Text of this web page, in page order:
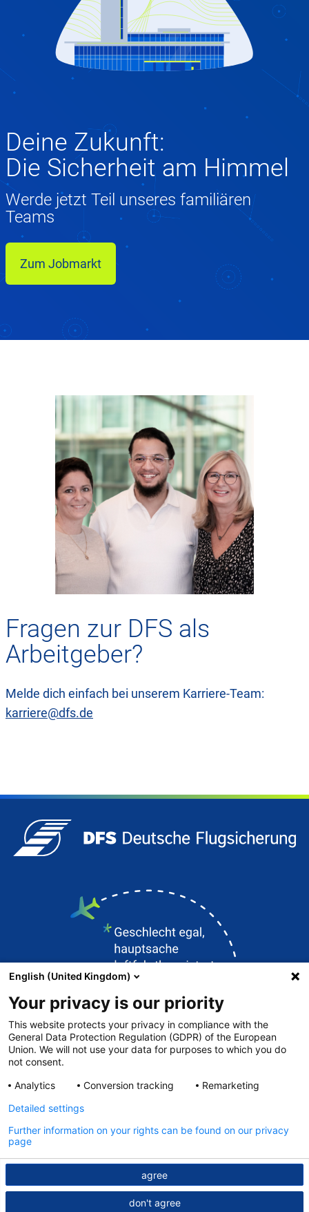
Deine Zukunft:
Die Sicherheit am Himmel
Werde jetzt Teil unseres familiären
Teams
Zum Jobmarkt
Fragen zur DFS als
Arbeitgeber?
Melde dich einfach bei unserem Karriere-Team:
karriere@dfs.de
DFS.de
English (United Kingdom)
Your privacy is our priority
This website protects your privacy in compliance with the
General Data Protection Regulation (GDPR) of the European
Union. We will not use your data for purposes to which you do
not consent.
Analytics
Conversion tracking Remarketing
agree
don't agree
Detailed settings
Further information on your rights can be found on our privacy
page